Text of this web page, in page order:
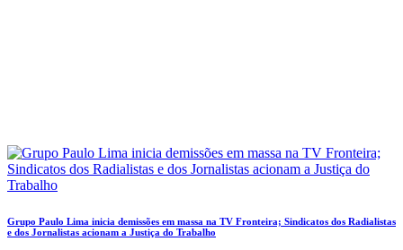
Grupo Paulo Lima inicia demissões em massa na TV Fronteira; Sindicatos dos Radialistas
e dos Jornalistas acionam a Justiça do Trabalho